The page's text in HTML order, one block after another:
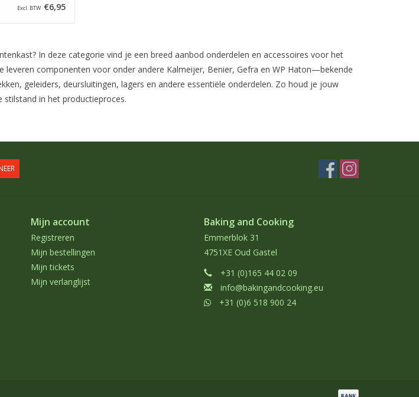
Excl. BTW €6,95
In deze categorie vind je een breed aanbod onderdelen en accessoires voor het
leveren componenten voor onder andere Kalmeijer, Benier, Gefra en WP Haton—bekende
geleiders, deursluitingen, lagers en andere essentiële onderdelen. Zo houd je jouw
in het productieproces.
Mijn account
Registreren
Mijn bestellingen
Mijn tickets
Mijn verlanglijst
Baking and Cooking
Emmerblok 31
4751XE Oud Gastel
+31 (0)165 44 02 09
info@bakingandcooking.eu
+31 (0)6 518 900 24